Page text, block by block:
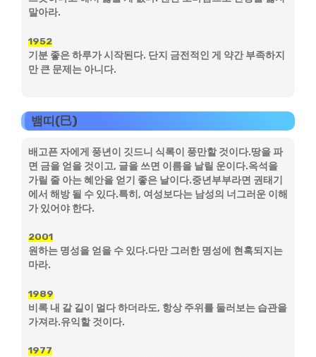
말아라.
1952
기분 좋은 하루가 시작된다. 단지 금전적인 게 약간 부족하지
만 큰 문제는 아니다.
뱀띠(巳)
배고픈 자에게 풍년이 깃드니 식록이 풍만할 것이다.땅을 파
면 금을 얻을 것이고, 글을 쓰면 이름을 날릴 운이다.옥석을
가릴 줄 아는 혜안을 얻기 좋은 날이다.중년부부라면 권태기
에서 해방 될 수 있다.특히, 여성보다는 남성의 너그러운 이해
가 있어야 한다.
2001
원하는 명성을 얻을 수 있다.다만 그러한 명성에 현혹되지는
마라.
1989
비록 내 갈 길이 멀다 하더라도, 항상 주위를 둘러보는 습관을
가져라.유익할 것이다.
1977